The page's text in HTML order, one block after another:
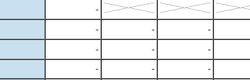
-
- - -
- - -
- - -